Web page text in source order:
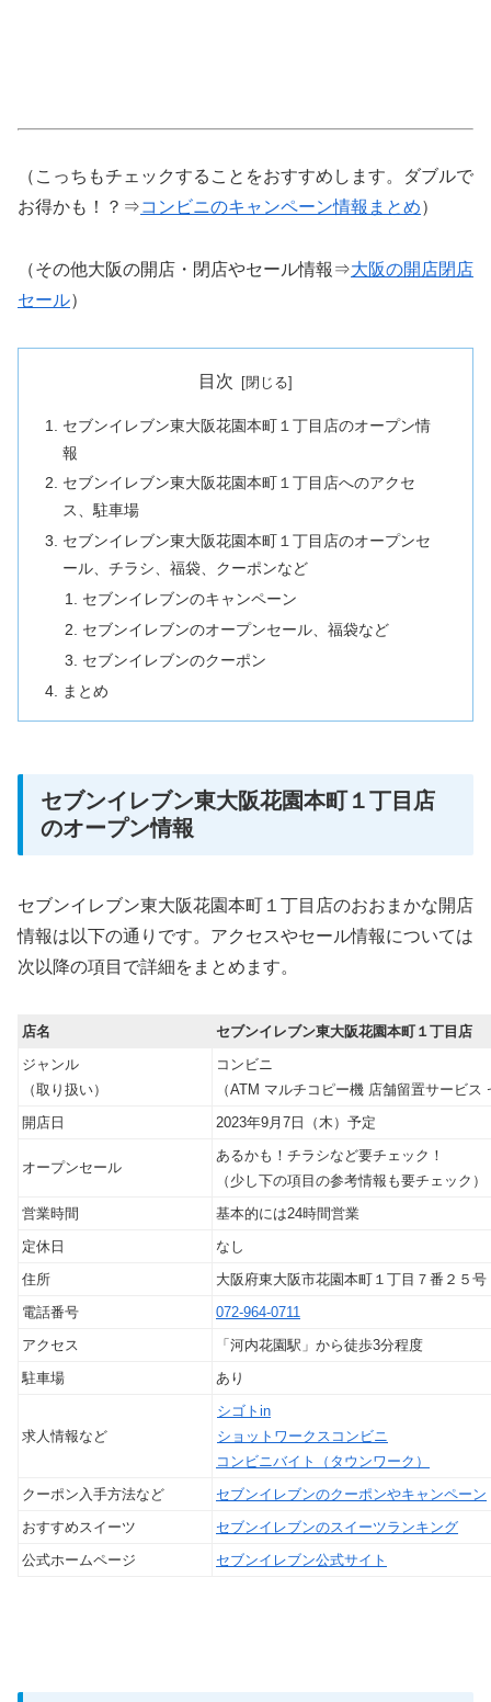
（こっちもチェックすることをおすすめします。ダブルで
お得かも！？⇒コンビニのキャンペーン情報まとめ）
（その他大阪の開店・閉店やセール情報⇒大阪の開店閉店
セール）
目次
セブンイレブン東大阪花園本町１丁目店のオープン情
報
セブンイレブン東大阪花園本町１丁目店へのアクセ
ス、駐車場
セブンイレブン東大阪花園本町１丁目店のオープンセ
ール、チラシ、福袋、クーポンなど
セブンイレブンのキャンペーン
セブンイレブンのオープンセール、福袋など
セブンイレブンのクーポン
まとめ
セブンイレブン東大阪花園本町１丁目店
のオープン情報
セブンイレブン東大阪花園本町１丁目店のおおまかな開店
情報は以下の通りです。アクセスやセール情報については
次以降の項目で詳細をまとめます。
店名
セブンイレブン東大阪花園本町１丁目店
ジャンル
（取り扱い）
コンビニ
（ATM マルチコピー機 店舗留置サービ
開店日
2023年9月7日（木）予定
オープンセール
あるかも！チラシなど要チェック！
（少し下の項目の参考情報も要チェック）
営業時間
基本的には24時間営業
定休日
なし
住所
大阪府東大阪市花園本町１丁目７番２５号
電話番号
072-964-0711
アクセス
「河内花園駅」から徒歩3分程度
駐車場
あり
求人情報など
シゴトin
ショットワークスコンビニ
コンビニバイト（タウンワーク）
クーポン入手方法など
セブンイレブンのクーポンやキャンペーン
おすすめスイーツ
セブンイレブンのスイーツランキング
公式ホームページ
セブンイレブン公式サイト